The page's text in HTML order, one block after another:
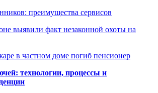
преимущества сервисов
выявили факт незаконной охоты на
в частном доме погиб пенсионер
технологии, процессы и